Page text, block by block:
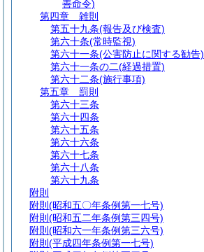
善命令)
第四章
雑則
第五十九条(報告及び検査)
第六十条(常時監視)
第六十一条(公害防止に関する勧告)
第六十一条の二(経過措置)
第六十二条(施行事項)
第五章
罰則
第六十三条
第六十四条
第六十五条
第六十六条
第六十七条
第六十八条
第六十九条
附則
附則 (昭和五〇年条例第一七号)
附則 (昭和五二年条例第三四号)
附則 (昭和六一年条例第三六号)
附則 (平成四年条例第一七号)